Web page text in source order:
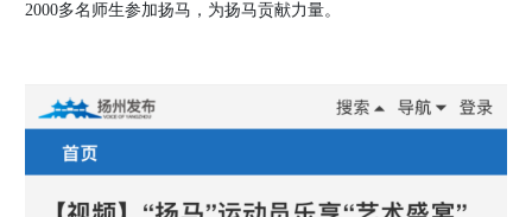
教
学
支
持
2000多名师生参加扬马，为扬马贡献力量。